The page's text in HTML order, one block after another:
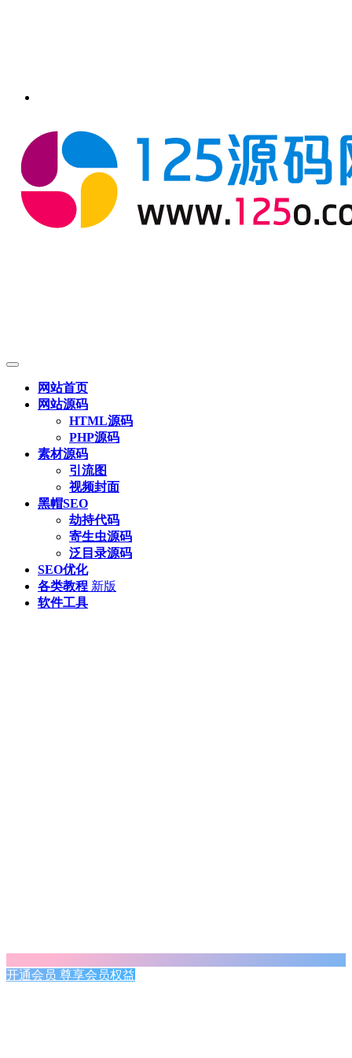
网站首页
网站源码
HTML源码
PHP源码
素材源码
引流图
视频封面
黑帽SEO
劫持代码
寄生虫源码
泛目录源码
SEO优化
各类教程 新版
软件工具
开通会员 尊享会员权益